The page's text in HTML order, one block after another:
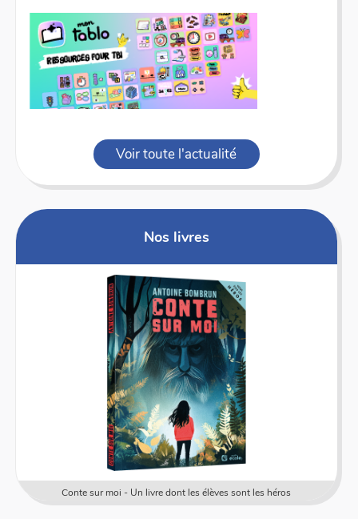
Voir toute l'actualité
Nos livres
Conte sur moi - Un livre dont les élèves sont les héros